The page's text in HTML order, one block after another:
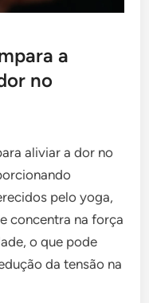
a
no
aliviar a dor no
pelo yoga,
concentra na força
o que pode
da tensão na